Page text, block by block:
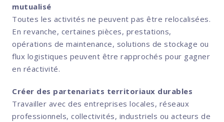
mutualisé
Toutes les activités ne peuvent pas être relocalisées.
En revanche, certaines pièces, prestations,
opérations de maintenance, solutions de stockage ou
flux logistiques peuvent être rapprochés pour gagner
en réactivité.
Créer des partenariats territoriaux durables
Travailler avec des entreprises locales, réseaux
professionnels, collectivités, industriels ou acteurs de